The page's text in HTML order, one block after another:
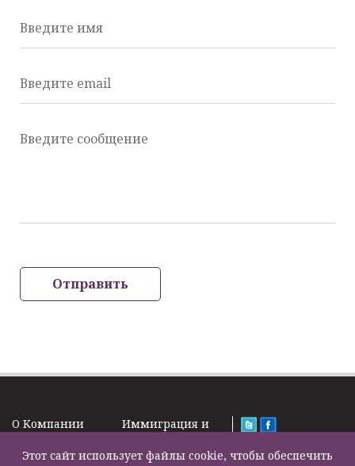
Введите имя
Введите email
Введите сообщение
Отправить
O Kомпании
Подписка на
Иммиграция и
Налоги и пенсии
2000 – 2026©
Этот сайт использует файлы cookie, чтобы обеспечить